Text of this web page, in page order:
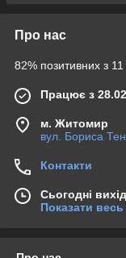
Про нас
82% позитивних з 11
Працює з
м. Житомир
вул. Бориса
Контакти
Сьогодні
Показати